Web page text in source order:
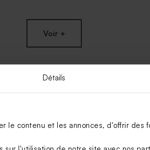
Détails
le contenu et les annonces, d'offrir des
Voir +